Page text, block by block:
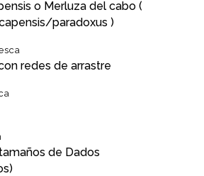
o Merluza del cabo (
paradoxus )
redes de arrastre
de Dados